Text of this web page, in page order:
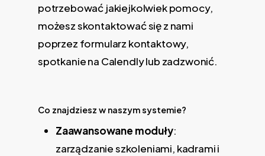
potrzebować jakiejkolwiek pomocy,
możesz skontaktować się z nami
poprzez formularz kontaktowy,
spotkanie na Calendly lub zadzwonić.
Co znajdziesz w naszym systemie?
Zaawansowane moduły:
zarządzanie szkoleniami, kadrami i